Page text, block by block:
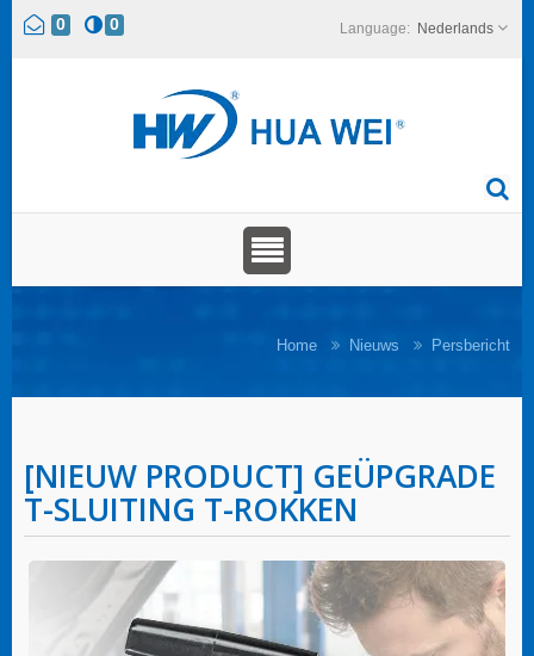
0 0 Nederlands
Home Nieuws Persbericht
[NIEUW PRODUCT] GEÜPGRADE
T-SLUITING T-ROKKEN